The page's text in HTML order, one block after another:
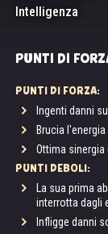
Intelligenza
PUNTI DI
PUNTI DI FORZA:
Ingenti danni
Brucia
Ottima sinergia
PUNTI DEBOLI:
La sua prima
interrotta dagli
Infligge danni